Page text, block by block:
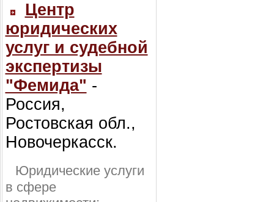
Центр
юридических
услуг и судебной
экспертизы
"Фемида" -
Россия,
Ростовская обл.,
Новочеркасск.
Юридические услуги
в сфере